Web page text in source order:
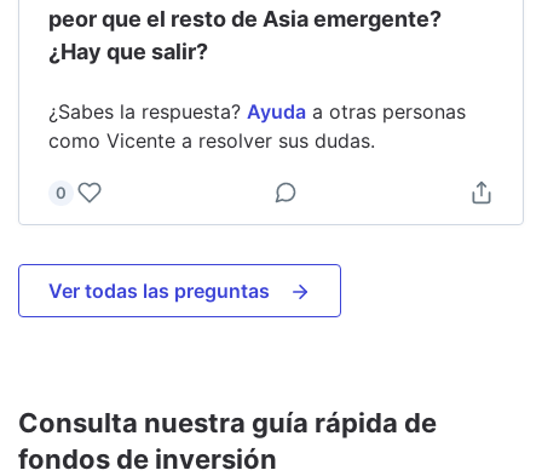
peor que el resto de Asia emergente?
¿Hay que salir?
¿Sabes la respuesta? Ayuda a otras personas
como Vicente a resolver sus dudas.
0
Ver todas las preguntas
Consulta nuestra guía rápida de
fondos de inversión